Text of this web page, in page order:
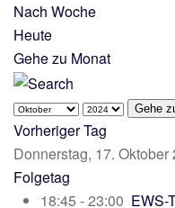
Nach Woche
Heute
Gehe zu Monat
Gehe
Vorheriger Tag
Donnerstag, 17. Oktober
Folgetag
18:45 - 23:00 EWS-